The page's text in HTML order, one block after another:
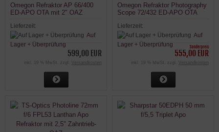
Omegon Refraktor AP 66/400
ED-APO OTA mit 2" OAZ
Lieferzeit:
Auf
Lager + Überprüfung
599,00 EUR
inkl. 19 % MwSt. zzgl. Versandkosten
Omegon Refraktor Photography
Scope 72/432 ED-APO OTA
Lieferzeit:
Auf
Lager + Überprüfung
Sonderpreis
555,00 EUR
inkl. 19 % MwSt. zzgl. Versandkosten